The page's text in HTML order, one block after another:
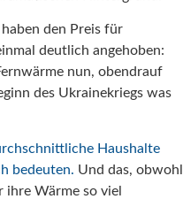
den Preis für
deutlich angehoben:
nun, obendrauf
des Ukrainekriegs was
Haushalte
bedeuten. Und das, obwohl
Wärme so viel